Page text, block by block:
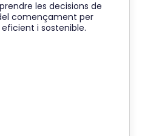
les decisions de
començament per
i sostenible.